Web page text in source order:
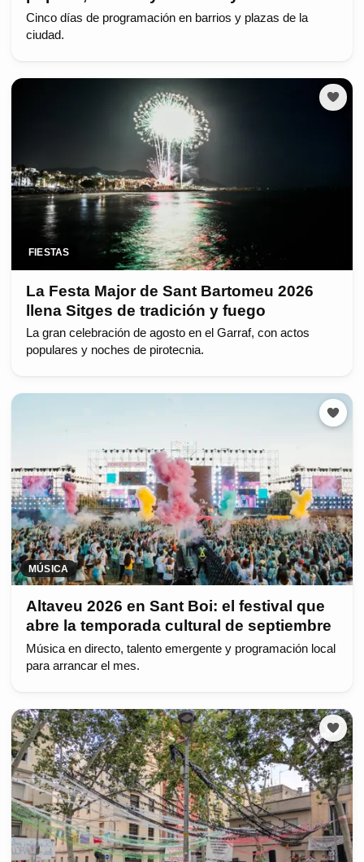
Cinco días de programación en barrios y plazas de la
ciudad.
FIESTAS
La Festa Major de Sant Bartomeu 2026
llena Sitges de tradición y fuego
La gran celebración de agosto en el Garraf, con actos
populares y noches de pirotecnia.
MÚSICA
Altaveu 2026 en Sant Boi: el festival que
abre la temporada cultural de septiembre
Música en directo, talento emergente y programación local
para arrancar el mes.